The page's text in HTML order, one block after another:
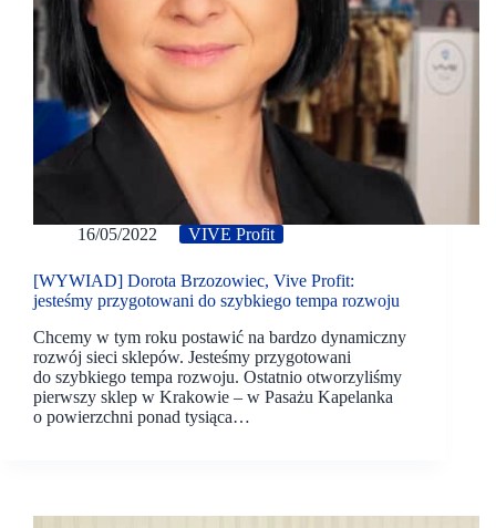
16/05/2022 VIVE Profit
[WYWIAD] Dorota Brzozowiec, Vive Profit:
jesteśmy przygotowani do szybkiego tempa rozwoju
Chcemy w tym roku postawić na bardzo dynamiczny
rozwój sieci sklepów. Jesteśmy przygotowani
do szybkiego tempa rozwoju. Ostatnio otworzyliśmy
pierwszy sklep w Krakowie – w Pasażu Kapelanka
o powierzchni ponad tysiąca…